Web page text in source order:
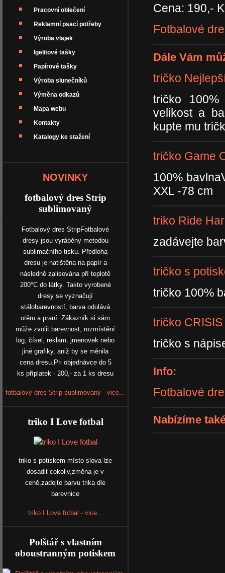
Pracovní oblečení
Reklamní psací potřeby
Výroba vlajek
Igelitové tašky
Papírové tašky
Výroba slunečníků
Výměna odkazů
Mapa webu
Kontakty
Katalogy ke stažení
NOVINKY
fotbalový dres Strip
sublimovaný
Fotbalový dres StripFotbalové
dresy jsou vyráběny metodou
sublimačního tisku. Předloha
dresu je natištěna na papír a
následně zalisována pří teplotě
200°C do látky. Takto vyrobené
dresy se vyznačují
stálobarevností, barva odolává
otěru a praní. Zákazník si sám
může zvolit barevnost, rozmístění
log, čísel, reklam, jmenovek nebo
jiné grafiky, aniž by se měnila
cena dresu.Pri objednávce do 5
ks příplatek - 200,- za 1 ks dresu
fotbalový dres Strip sublimovaný - vice...
triko I Love fotbal
triko s potiskem místo slova lze
dosadit cokoliv,změna je v
ceně,zadejte barvu trika dle
barevnice
triko I Love fotbal - vice...
Polštář s vlastním
oboustranným potiskem
Cena: 190,-
Fotbalové
Dále Vám
tričko
tričko
velikost a
kupte mu
tričko Game
100%
XXL -78 cm
triko Ride
zadávejte
tričko s
tričko 100%
tričko CRISIS
tričko s
Info:
Fotbalové
Nabízíme